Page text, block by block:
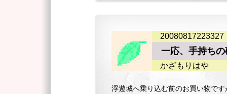
20080817223327
一応、手持ち
かざもりはや
浮遊城へ乗り込む前のお買い物で